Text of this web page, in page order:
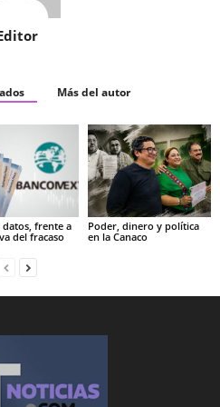
Más del autor
datos, frente a
del fracaso
Poder, dinero y política
en la Canaco